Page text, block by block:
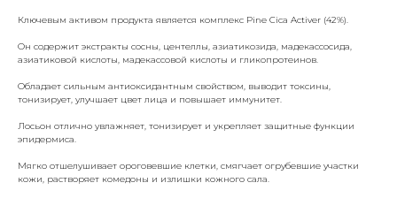
Ключевым активом продукта является комплекс Pine Cica Activer (42%).
Он содержит экстракты сосны, центеллы, азиатикозида, мадекассосида,
азиатиковой кислоты, мадекассовой кислоты и гликопротеинов.
Обладает сильным антиоксидантным свойством, выводит токсины,
тонизирует, улучшает цвет лица и повышает иммунитет.
Лосьон отлично увлажняет, тонизирует и укрепляет защитные функции
эпидермиса.
Мягко отшелушивает ороговевшие клетки, смягчает огрубевшие участки
кожи, растворяет комедоны и излишки кожного сала.